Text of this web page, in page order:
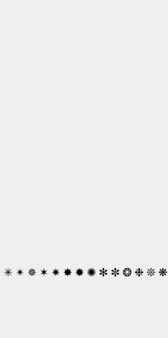
✴ ✵ ✶ ✷ ✸ ✹ ✺ ✻ ✼ ❂ ❉ ❊ ❋